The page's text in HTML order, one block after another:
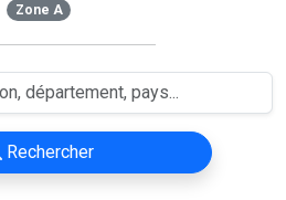
Zone A
Rechercher